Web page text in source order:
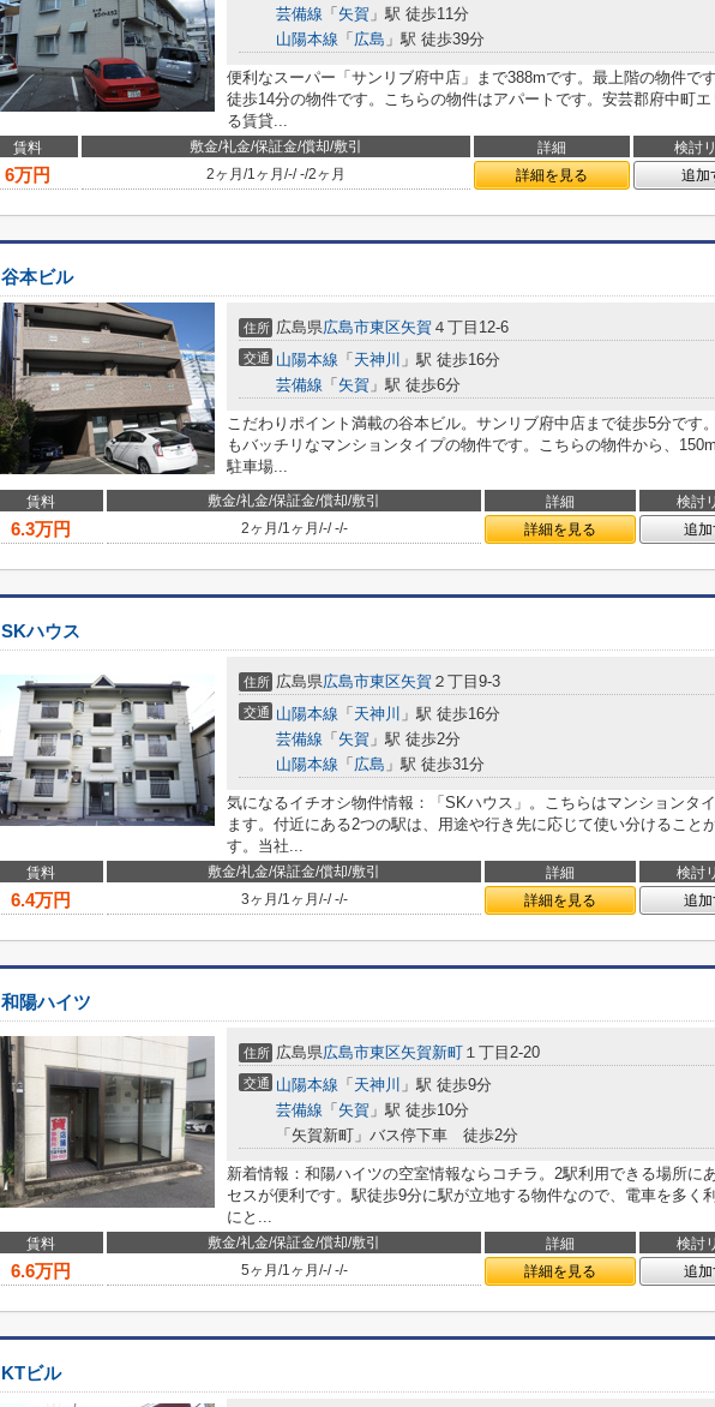
芸備線 「 矢賀 」駅 徒歩11分
山陽本線 「 広島 」駅 徒歩39分
便利なスーパー「サンリブ府中店」まで388mです。最上階の物件で
徒歩14分の物件です。こちらの物件はアパートです。安芸郡府中町エ
る賃貸...
賃料 敷金/礼金/保証金/償却/敷引 詳細 検討
6万円 2ヶ月 /1ヶ月 /-/-/2ヶ月 詳細を見る 追加
谷本ビル
住所 広島県広島市東区矢賀 ４丁目12-6
交通 山陽本線 「 天神川 」駅 徒歩16分
芸備線 「 矢賀 」駅 徒歩6分
こだわりポイント満載の谷本ビル。サンリブ府中店まで徒歩5分です
もバッチリなマンションタイプの物件です。こちらの物件から、
駐車場...
賃料 敷金/礼金/保証金/償却/敷引 詳細 検討
6.3万円 2ヶ月 /1ヶ月 /-/-/- 詳細を見る 追加
SKハウス
住所 広島県広島市東区矢賀 ２丁目9-3
交通 山陽本線 「 天神川 」駅 徒歩16分
芸備線 「 矢賀 」駅 徒歩2分
山陽本線 「 広島 」駅 徒歩31分
気になるイチオシ物件情報：「SKハウス」。こちらはマンションタ
ます。付近にある2つの駅は、用途や行き先に応じて使い分けること
す。当社...
賃料 敷金/礼金/保証金/償却/敷引 詳細 検討
6.4万円 3ヶ月 /1ヶ月 /-/-/- 詳細を見る 追加
和陽ハイツ
住所 広島県広島市東区矢賀新町 １丁目2-20
交通 山陽本線 「 天神川 」駅 徒歩9分
芸備線 「 矢賀 」駅 徒歩10分
「矢賀新町」バス停下車 徒歩2分
新着情報：和陽ハイツの空室情報ならコチラ。2駅利用できる場所に
セスが便利です。駅徒歩9分に駅が立地する物件なので、電車を多く
にと...
賃料 敷金/礼金/保証金/償却/敷引 詳細 検討
6.6万円 5ヶ月 /1ヶ月 /-/-/- 詳細を見る 追加
KTビル